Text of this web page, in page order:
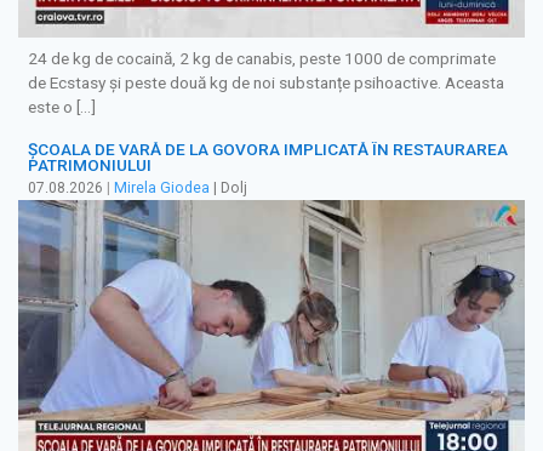
24 de kg de cocaină, 2 kg de canabis, peste 1000 de comprimate
de Ecstasy și peste două kg de noi substanțe psihoactive. Aceasta
este o […]
ȘCOALA DE VARĂ DE LA GOVORA IMPLICATĂ ÎN RESTAURAREA
PATRIMONIULUI
07.08.2026 | Mirela Giodea | Dolj